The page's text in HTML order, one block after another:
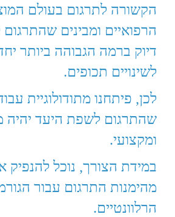
הקשורה לתרגום בעולם
הרפואיים ומבינים
דיוק ברמה הגבוהה ביותר
לשינויים תכופים.
לכן, פיתחנו מתודולוגיית
שהתרגום לשפת היעד יהיה
ומקצועי.
במידת הצורך, נוכל להנפיק
מהימנות התרגום עבור
הרלוונטיים.